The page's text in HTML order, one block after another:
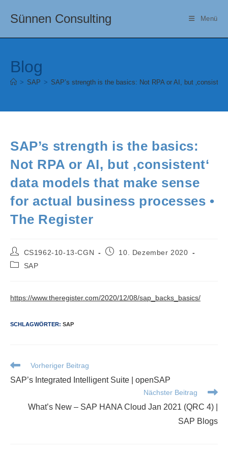
InhaltSünnen Consulting Menü
Blog
> SAP > SAP’s strength is the basics: Not RPA or AI, but
SAP’s strength is the basics:
Not RPA or AI, but ‚consistent‘
data models that make sense
for actual business processes •
The Register
Beitrags-
Autor:
CS1962-10-13-CGN
Beitrag10. Dezember 2020
Beitrags-
SAP
https://www.theregister.com/2020/12/08/sap_backs_basics/
SCHLAGWÖRTER: SAP
Weitere
ansehen
Vorheriger Beitrag
SAP’s Integrated Intelligent Suite | openSAP
Nächster Beitrag
What’s New – SAP HANA Cloud Jan 2021 (QRC 4) |
SAP Blogs